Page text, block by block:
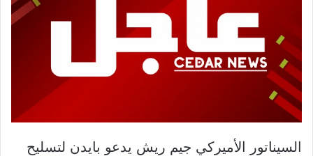
السيناتور الأميركي جيم ريش يدعو بايدن لتسليح